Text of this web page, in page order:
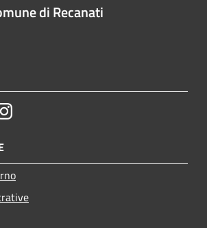
di Recanati
Instagram